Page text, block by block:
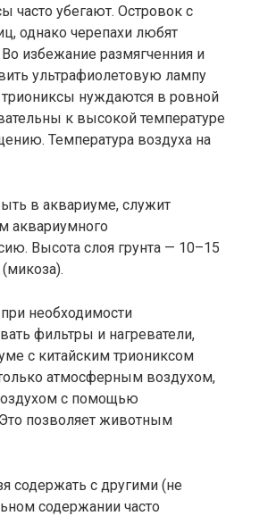
часто убегают. Островок с
однако черепахи любят
избежание размягченния и
ультрафиолетовую лампу
нуждаются в ровной
к высокой температуре
Температура воздуха на
в аквариуме, служит
аквариумного
Высота слоя грунта — 10–15
необходимости
фильтры и нагреватели,
с китайским триониксом
атмосферным воздухом,
с помощью
позволяет животным
содержать с другими (не
содержании часто